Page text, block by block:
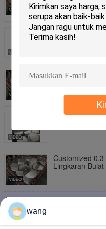
Aluminium Disc
berbagai
Aluminium Disc
berbagai
80-1600mm
Lingkaran
Customized
Lingkaran
6mm
wang